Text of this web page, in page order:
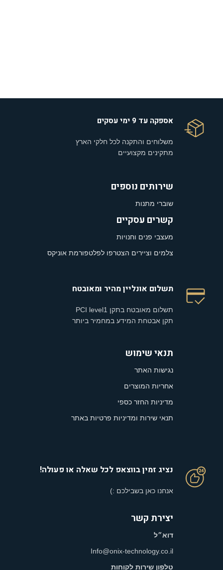
אספקה עד 9 ימי עסקים
משלוחים והתקנה לכל חלקי הארץ
מתקינים מקצועיים
שירותים נוספים
שוברי מתנות
קשרים עסקיים
מעצבי פנים וחנויות
צלמים וציירים הצטרפו לפלטפורמת אוניקס
תשלום אונליין מהיר ומאובטח
תשלום מאובטח בתקן PCI level1
תקן אבטחת המידע במחמיר ביותר
תנאי שימוש
נגישות האתר
אחריות המוצרים
מדיניות החזר כספי
תנאי שירות ומדיניות פרטיות באתר
נציג זמין בווצאפ לכל שאלה או פעולה!
אנחנו כאן בשבילכם :)
יצירת קשר
דוא״ל
Info@onix-technology.co.il
טלפון שירות לקוחות